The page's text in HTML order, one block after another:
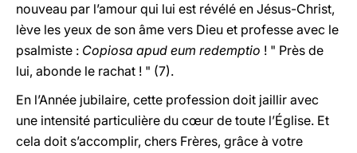
nouveau par l’amour qui lui est révélé en Jésus-Christ,
lève les yeux de son âme vers Dieu et professe avec le
psalmiste : Copiosa apud eum redemptio ! " Près de
lui, abonde le rachat ! " (7).
En l’Année jubilaire, cette profession doit jaillir avec
une intensité particulière du cœur de toute l’Église. Et
cela doit s’accomplir, chers Frères, grâce à votre